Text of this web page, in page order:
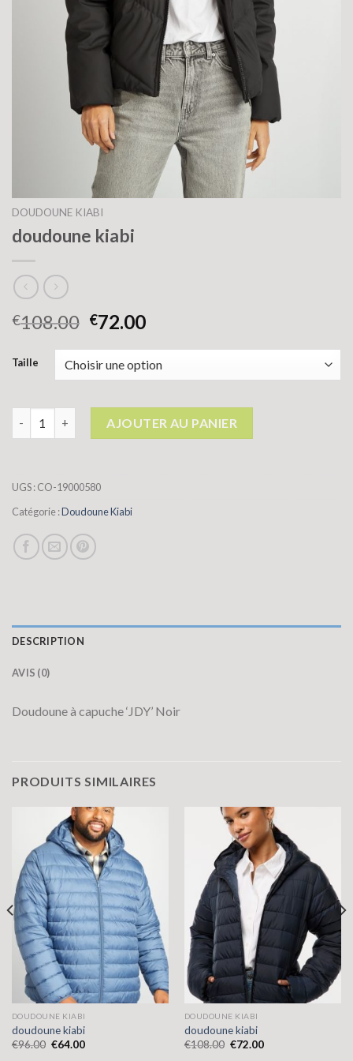
DOUDOUNE KIABI
doudoune kiabi
€108.00 €72.00
Taille
AJOUTER AU PANIER
UGS :CO-19000580
Catégorie :Doudoune Kiabi
DESCRIPTION
AVIS (0)
Doudoune à capuche ‘JDY’ Noir
PRODUITS SIMILAIRES
DOUDOUNE KIABI
doudoune kiabi
€96.00 €64.00
DOUDOUNE KIABI
doudoune kiabi
€108.00 €72.00